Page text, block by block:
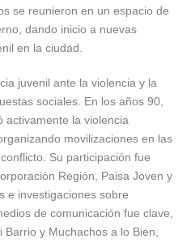
se reunieron en un espacio de
dando inicio a nuevas
en la ciudad.
juvenil ante la violencia y la
sociales. En los años 90,
activamente la violencia
movilizaciones en las
Su participación fue
Región, Paisa Joven y
e investigaciones sobre
de comunicación fue clave,
y Muchachos a lo Bien,